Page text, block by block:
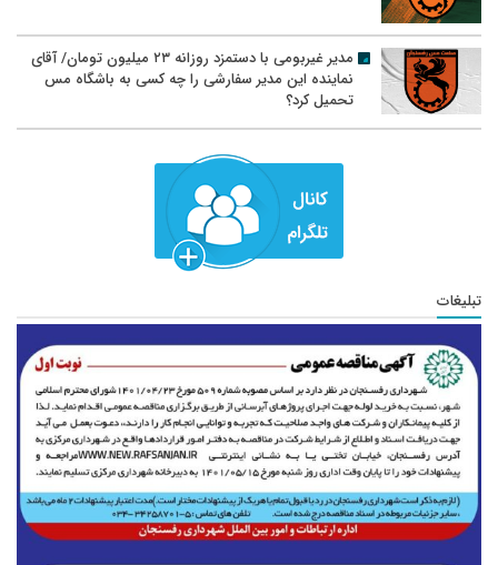
مدیر غیربومی با دستمزد روزانه ۲۳ میلیون تومان/ آقای
نماینده این مدیر سفارشی را چه کسی به باشگاه مس
تحمیل کرد؟
تبلیغات